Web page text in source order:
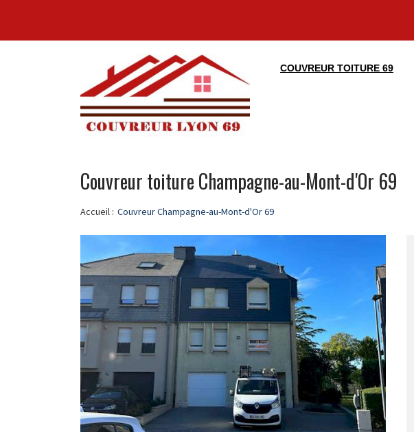
COUVREUR TOITURE 69
Couvreur toiture Champagne-au-Mont-d'Or 69
Accueil : Couvreur Champagne-au-Mont-d'Or 69